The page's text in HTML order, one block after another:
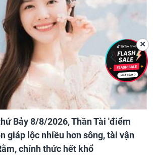
Bảy 8/8/2026, Thần Tài 'điểm
giáp lộc nhiều hơn sông, tài vận
chính thức hết khổ
✕